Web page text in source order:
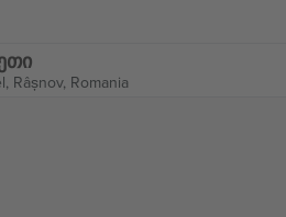
Râșnov, Romania